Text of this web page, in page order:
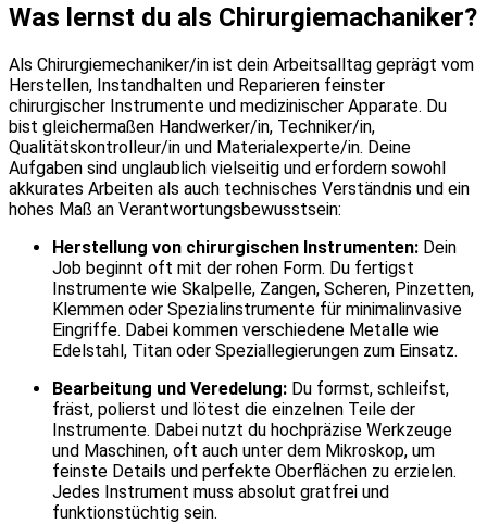
Was lernst du als Chirurgiemachaniker?
Als Chirurgiemechaniker/in ist dein Arbeitsalltag geprägt vom
Herstellen, Instandhalten und Reparieren feinster
chirurgischer Instrumente und medizinischer Apparate. Du
bist gleichermaßen Handwerker/in, Techniker/in,
Qualitätskontrolleur/in und Materialexperte/in. Deine
Aufgaben sind unglaublich vielseitig und erfordern sowohl
akkurates Arbeiten als auch technisches Verständnis und ein
hohes Maß an Verantwortungsbewusstsein:
Herstellung von chirurgischen Instrumenten: Dein
Job beginnt oft mit der rohen Form. Du fertigst
Instrumente wie Skalpelle, Zangen, Scheren, Pinzetten,
Klemmen oder Spezialinstrumente für minimalinvasive
Eingriffe. Dabei kommen verschiedene Metalle wie
Edelstahl, Titan oder Speziallegierungen zum Einsatz.
Bearbeitung und Veredelung: Du formst, schleifst,
fräst, polierst und lötest die einzelnen Teile der
Instrumente. Dabei nutzt du hochpräzise Werkzeuge
und Maschinen, oft auch unter dem Mikroskop, um
feinste Details und perfekte Oberflächen zu erzielen.
Jedes Instrument muss absolut gratfrei und
funktionstüchtig sein.